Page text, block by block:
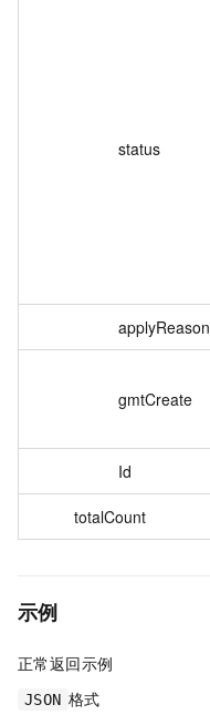
status
applyReason
gmtCreate
Id
totalCount
示例
正常返回示例
JSON 格式